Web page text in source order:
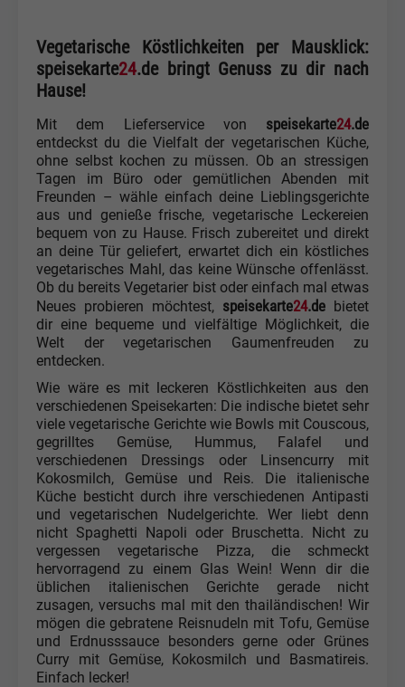
Vegetarische Köstlichkeiten per Mausklick:
speisekarte24.de bringt Genuss zu dir nach
Hause!
Mit dem Lieferservice von speisekarte24.de
entdeckst du die Vielfalt der vegetarischen Küche,
ohne selbst kochen zu müssen. Ob an stressigen
Tagen im Büro oder gemütlichen Abenden mit
Freunden – wähle einfach deine Lieblingsgerichte
aus und genieße frische, vegetarische Leckereien
bequem von zu Hause. Frisch zubereitet und direkt
an deine Tür geliefert, erwartet dich ein köstliches
vegetarisches Mahl, das keine Wünsche offenlässt.
Ob du bereits Vegetarier bist oder einfach mal etwas
Neues probieren möchtest, speisekarte24.de bietet
dir eine bequeme und vielfältige Möglichkeit, die
Welt der vegetarischen Gaumenfreuden zu
entdecken.
Wie wäre es mit leckeren Köstlichkeiten aus den
verschiedenen Speisekarten: Die indische bietet sehr
viele vegetarische Gerichte wie Bowls mit Couscous,
gegrilltes Gemüse, Hummus, Falafel und
verschiedenen Dressings oder Linsencurry mit
Kokosmilch, Gemüse und Reis. Die italienische
Küche besticht durch ihre verschiedenen Antipasti
und vegetarischen Nudelgerichte. Wer liebt denn
nicht Spaghetti Napoli oder Bruschetta. Nicht zu
vergessen vegetarische Pizza, die schmeckt
hervorragend zu einem Glas Wein! Wenn dir die
üblichen italienischen Gerichte gerade nicht
zusagen, versuchs mal mit den thailändischen! Wir
mögen die gebratene Reisnudeln mit Tofu, Gemüse
und Erdnusssauce besonders gerne oder Grünes
Curry mit Gemüse, Kokosmilch und Basmatireis.
Einfach lecker!